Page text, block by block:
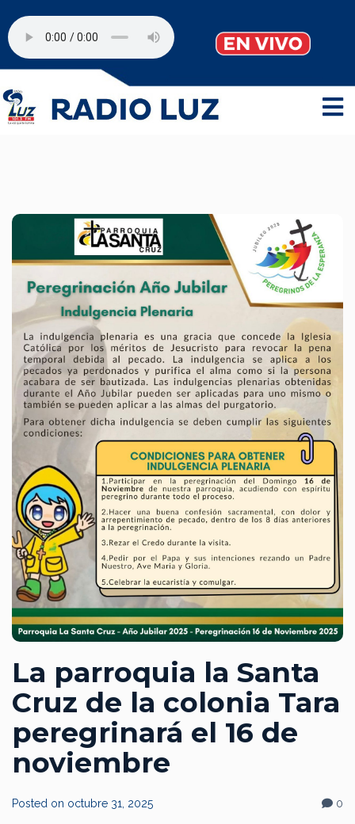
La parroquia la Santa
Cruz de la colonia Tara
peregrinará el 16 de
noviembre
Posted on octubre 31, 2025 0